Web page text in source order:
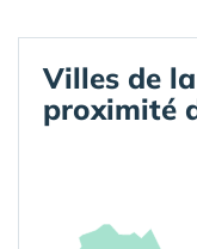
Villes de la
proximité